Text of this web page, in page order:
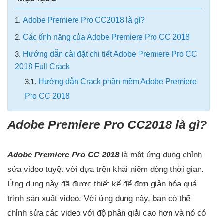
1. Adobe Premiere Pro CC2018 là gì?
2. Các tính năng của Adobe Premiere Pro CC 2018
3. Hướng dẫn cài đặt chi tiết Adobe Premiere Pro CC
2018 Full Crack
3.1. Hướng dẫn Crack phần mềm Adobe Premiere
Pro CC 2018
Adobe Premiere Pro CC2018 là gì?
Adobe Premiere Pro CC 2018là một ứng dụng chỉnh
sửa video tuyệt vời dựa trên khái niệm dòng thời gian.
Ứng dụng này đã được thiết kế để đơn giản hóa quá
trình sản xuất video. Với ứng dụng này, bạn có thể
chỉnh sửa các video với độ phân giải cao hơn và nó có